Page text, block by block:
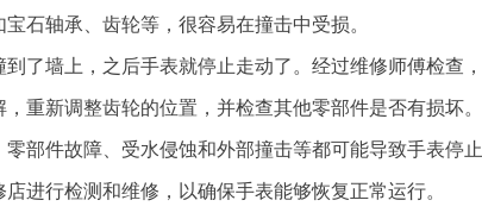
石轴承、齿轮等，很容易在撞击中受损。
了墙上，之后手表就停止走动了。经过维修师傅检查，
重新调整齿轮的位置，并检查其他零部件是否有损坏。
部件故障、受水侵蚀和外部撞击等都可能导致手表停止
进行检测和维修，以确保手表能够恢复正常运行。